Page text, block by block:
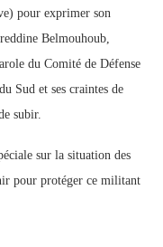
pour exprimer son
Belmouhoub,
du Comité de Défense
Sud et ses craintes de
subir.
sur la situation des
pour protéger ce militant